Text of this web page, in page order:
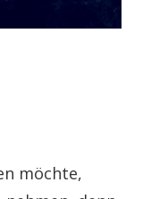
möchte,